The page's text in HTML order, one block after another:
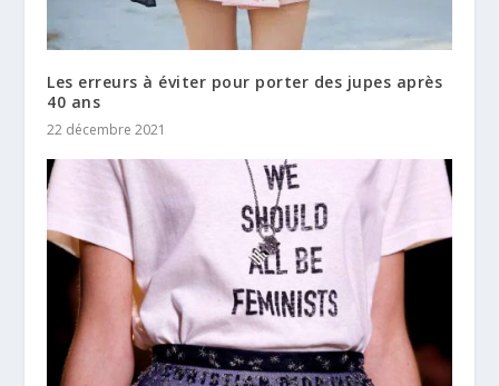
Les erreurs à éviter pour porter des jupes après
40 ans
22 décembre 2021